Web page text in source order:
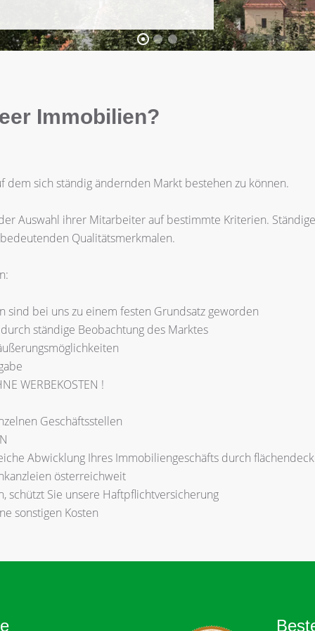
Immobilien?
dem sich ständig ändernden Markt bestehen zu können.
Auswahl ihrer Mitarbeiter auf bestimmte Kriterien.
Qualitätsmerkmalen.
sind bei uns zu einem festen Grundsatz geworden
ständige Beobachtung des Marktes
WERBEKOSTEN !
Geschäftsstellen
Abwicklung Ihres Immobiliengeschäfts durch
österreichweit
schützt Sie unsere Haftpflichtversicherung
sonstigen Kosten